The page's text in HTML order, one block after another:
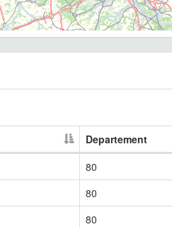
Departement
80
80
80